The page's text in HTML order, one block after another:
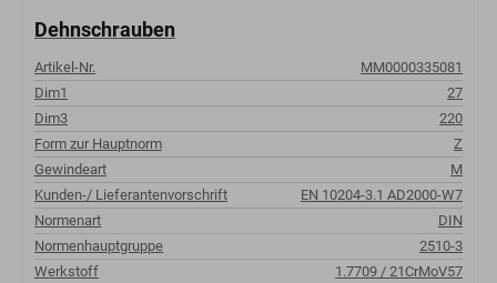
Dehnschrauben
Artikel-Nr.
MM0000335081
Dim1
27
Dim3
220
Form zur Hauptnorm
Z
Gewindeart
M
Kunden-/ Lieferantenvorschrift
EN 10204-3.1 AD2000-W7
Normenart
DIN
Normenhauptgruppe
2510-3
Werkstoff
1.7709 / 21CrMoV57